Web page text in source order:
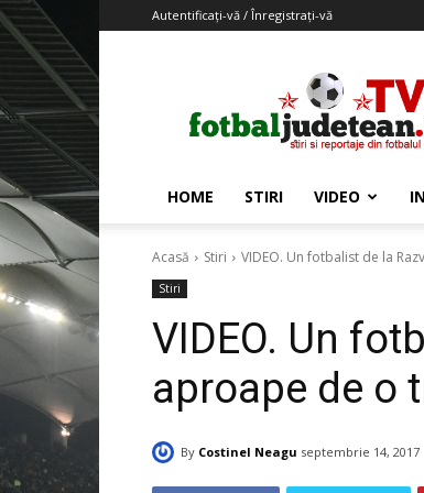
Autentificați-vă / Înregistrați-vă
HOME STIRI VIDEO
Acasă Stiri VIDEO. Un fotbalist de la
Stiri
VIDEO. Un
aproape de o
By Costinel Neagu septembrie 14, 2017